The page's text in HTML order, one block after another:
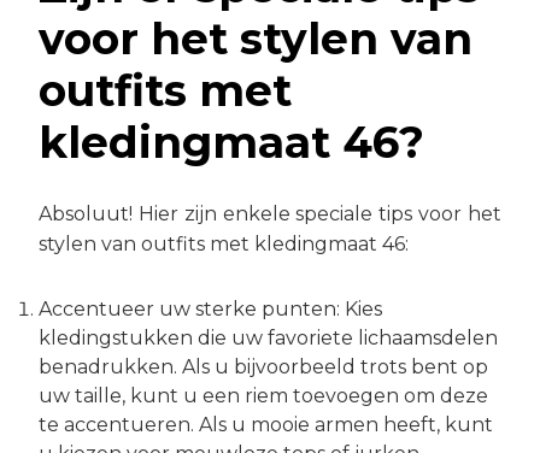
voor het stylen van
outfits met
kledingmaat 46?
Absoluut! Hier zijn enkele speciale tips voor het
stylen van outfits met kledingmaat 46:
Accentueer uw sterke punten: Kies
kledingstukken die uw favoriete lichaamsdelen
benadrukken. Als u bijvoorbeeld trots bent op
uw taille, kunt u een riem toevoegen om deze
te accentueren. Als u mooie armen heeft, kunt